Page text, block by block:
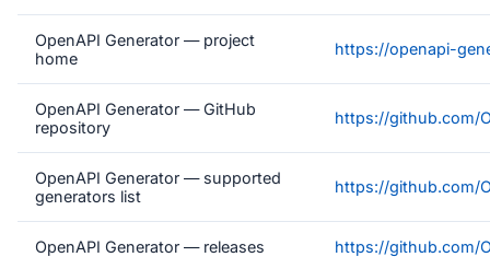
OpenAPI Generator — project
home
https://openapi-
OpenAPI Generator — GitHub
repository
https://github.com/
OpenAPI Generator — supported
generators list
https://github.com/
OpenAPI Generator — releases https://github.com/